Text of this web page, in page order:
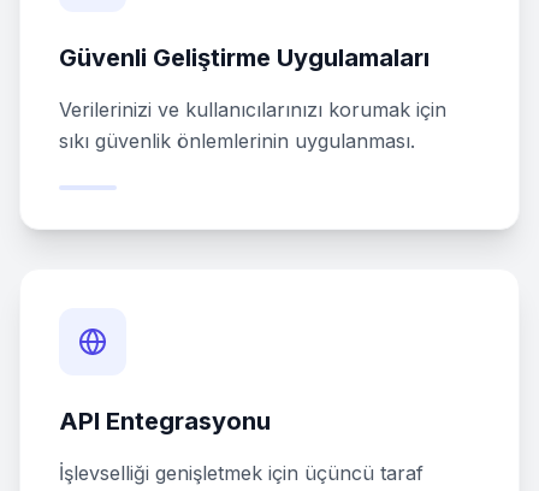
Güvenli Geliştirme Uygulamaları
Verilerinizi ve kullanıcılarınızı korumak için
sıkı güvenlik önlemlerinin uygulanması.
API Entegrasyonu
İşlevselliği genişletmek için üçüncü taraf